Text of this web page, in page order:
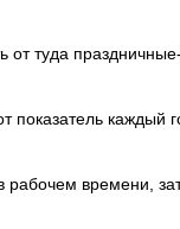
от туда
показатель каждый
рабочем времени,